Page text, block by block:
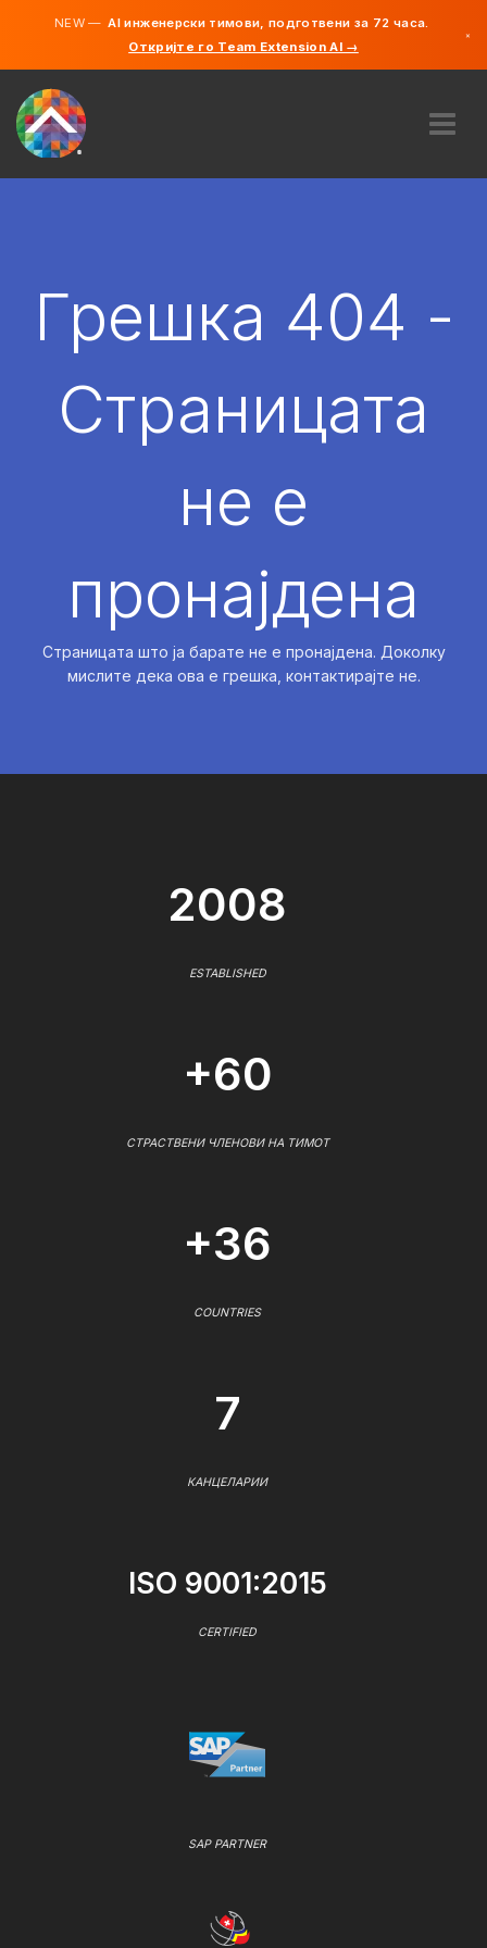
NEW —AI инженерски тимови, подготвени за 72 часа.
Откријте го Team Extension AI →
×
АНГАЖИРАЈ
Грешка 404 -
Страницата
не е
пронајдена
Страницата што ја барате не е пронајдена. Доколку
мислите дека ова е грешка, контактирајте не.
2008
ESTABLISHED
+60
СТРАСТВЕНИ ЧЛЕНОВИ НА ТИМОТ
+36
COUNTRIES
7
КАНЦЕЛАРИИ
ISO 9001:2015
CERTIFIED
SAP PARTNER